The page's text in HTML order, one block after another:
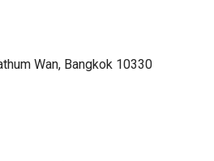
Wan, Bangkok 10330